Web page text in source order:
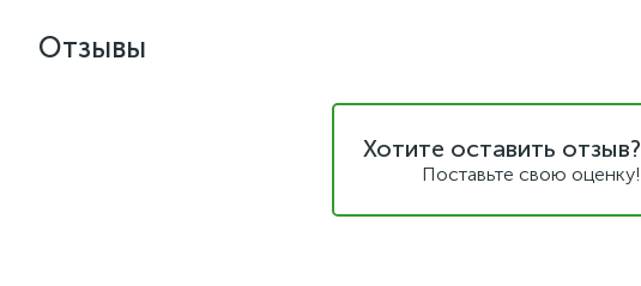
Отзывы
Хотите оставить отзыв?
Поставьте свою оценку!